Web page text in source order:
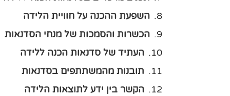
השפעת ההכנה על חוויית הלידה
הכשרות והסמכות של מנחי הסדנאות
העתיד של סדנאות הכנה ללידה
תובנות מהמשתתפים בסדנאות
הקשר בין ידע לתוצאות הלידה